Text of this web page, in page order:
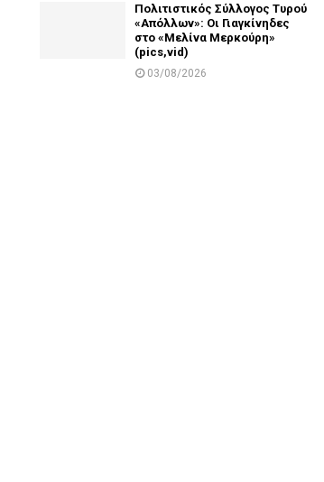
Πολιτιστικός Σύλλογος Τυρού
«Απόλλων»: Οι Γιαγκίνηδες
στο «Μελίνα Μερκούρη»
(pics,vid)
03/08/2026